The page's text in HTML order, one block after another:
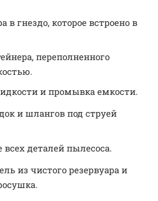
в гнездо, которое встроено в
переполненного
и промывка емкости.
и шлангов под струей
деталей пылесоса.
из чистого резервуара и